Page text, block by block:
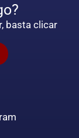
basta clicar